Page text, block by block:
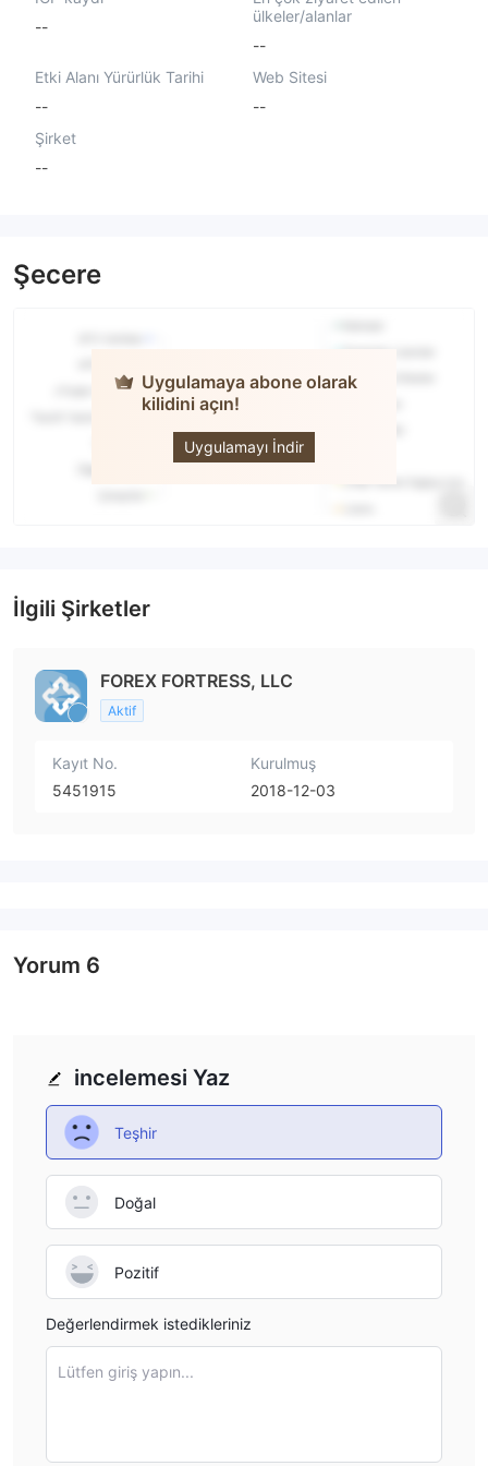
--
ülkeler/alanlar
--
Etki Alanı Yürürlük Tarihi
--
Web Sitesi
--
Şirket
--
Şecere
Uygulamaya abone olarak
kilidini açın!
Uygulamayı İndir
İlgili Şirketler
FOREX FORTRESS, LLC
Aktif
Kayıt No.
5451915
Kurulmuş
2018-12-03
incelemesi Yaz
Teşhir
Doğal
Pozitif
Değerlendirmek istedikleriniz
Lütfen giriş yapın...
Yorum 6